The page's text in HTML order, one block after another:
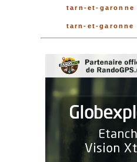
tarn-et-garonne
tarn-et-